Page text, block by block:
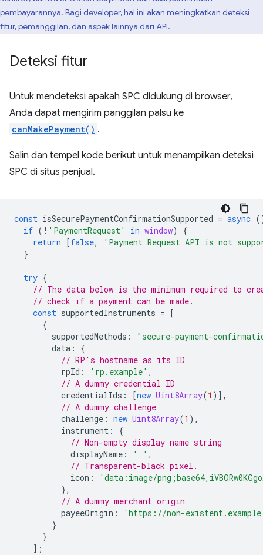
pembayarannya. Bagi developer, hal ini akan meningkatkan deteksi
fitur, pemanggilan, dan aspek lainnya dari API.
Deteksi fitur
Untuk mendeteksi apakah SPC didukung di browser,
Anda dapat mengirim panggilan palsu ke
canMakePayment() .
Salin dan tempel kode berikut untuk menampilkan deteksi
SPC di situs penjual.
const isSecurePaymentConfirmationSupported = async
if ( ! 'PaymentRequest' in window)
{
return
[false,
'Payment Request API is not
}
try {
// The data below is the minimum required to
// check if a payment can be made.
const supportedInstruments =
[
{
supportedMethods :
"secure-payment-
data :
{
// RP's hostname as its ID
rpId : 'rp.example' ,
// A dummy credential ID
credentialIds : [new Uint8Array(1 )],
// A dummy challenge
challenge : new Uint8Array(1 ),
instrument :
{
// Non-empty display name string
displayName : ' ' ,
// Transparent-black pixel.
icon :
'data:image/
},
// A dummy merchant origin
payeeOrigin :
'https://non-
}
}
];